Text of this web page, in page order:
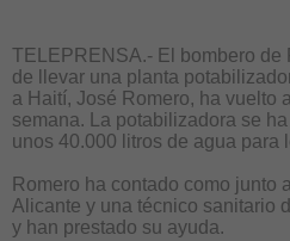
TELEPRENSA.- El bombero
de llevar una planta
a Haití, José Romero, ha vuelto
semana. La potabilizadora se
unos 40.000 litros de agua para
Romero ha contado como junto
Alicante y una técnico sanitario
y han prestado su ayuda.